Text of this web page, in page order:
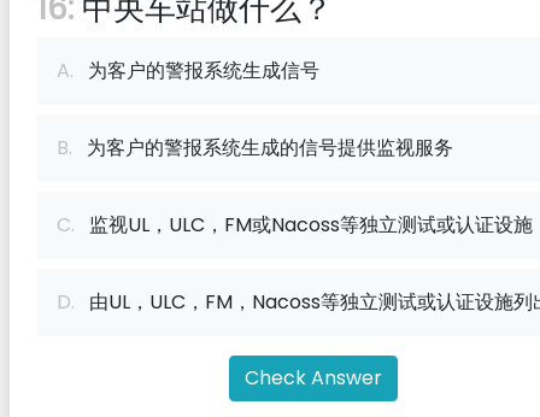
A. 为客户的警报系统生成信号
B. 为客户的警报系统生成的信号提供监视服务
C. 监视UL，ULC，FM或Nacoss等独立测试或认证设施
D. 由UL，ULC，FM，Nacoss等独立测试或认证设施列
Check Answer